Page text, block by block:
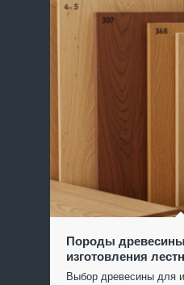
Породы
изготовления
Выбор древесины для